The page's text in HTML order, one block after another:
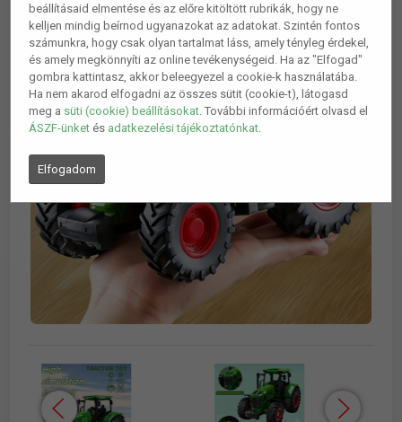
beállításaid elmentése és az előre kitöltött rubrikák, hogy ne
kelljen mindig beírnod ugyanazokat az adatokat. Szintén fontos
számunkra, hogy csak olyan tartalmat láss, amely tényleg érdekel,
és amely megkönnyíti az online tevékenységeid. Ha az "Elfogad"
gombra kattintasz, akkor beleegyezel a cookie-k használatába.
Ha nem akarod elfogadni az összes sütit (cookie-t), látogasd
meg a süti (cookie) beállításokat. További információért olvasd el
ÁSZF-ünket és adatkezelési tájékoztatónkat.
Elfogadom